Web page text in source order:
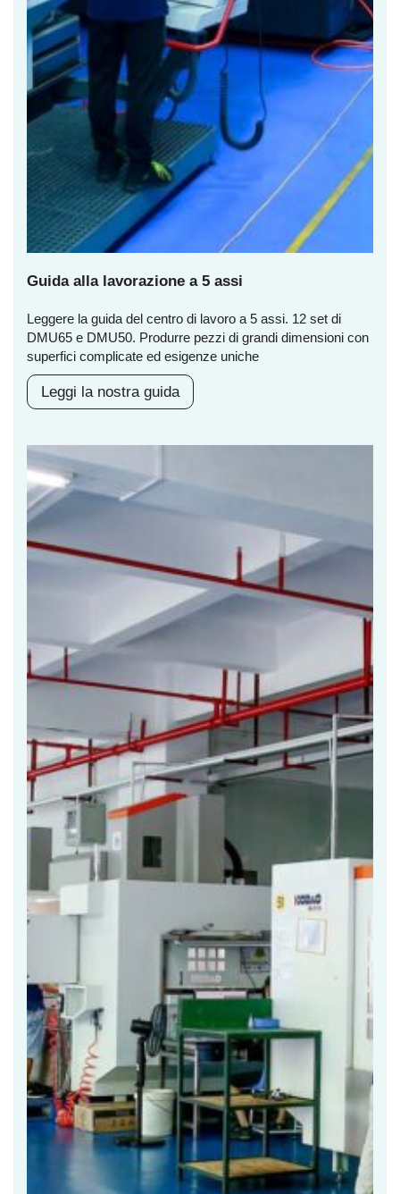
Guida alla lavorazione a 5 assi
Leggere la guida del centro di lavoro a 5 assi. 12 set di
DMU65 e DMU50. Produrre pezzi di grandi dimensioni con
superfici complicate ed esigenze uniche
Leggi la nostra guida